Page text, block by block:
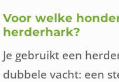
Voor welke
herderhark?
Je gebruikt een
dubbele vacht: een